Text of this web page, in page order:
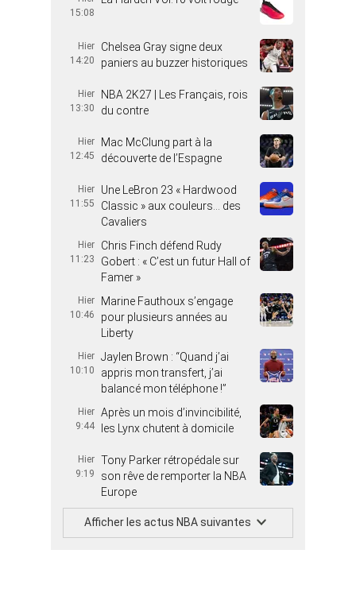
15:08
Hier
14:20
Chelsea Gray signe deux
paniers au buzzer historiques
Hier
13:30
NBA 2K27 | Les Français, rois
du contre
Hier
12:45
Mac McClung part à la
découverte de l’Espagne
Hier
11:55
Une LeBron 23 « Hardwood
Classic » aux couleurs… des
Cavaliers
Hier
11:23
Chris Finch défend Rudy
Gobert : « C’est un futur Hall of
Famer »
Hier
10:46
Marine Fauthoux s’engage
pour plusieurs années au
Liberty
Hier
10:10
Jaylen Brown : “Quand j’ai
appris mon transfert, j’ai
balancé mon téléphone !”
Hier
9:44
Après un mois d’invincibilité,
les Lynx chutent à domicile
Hier
9:19
Tony Parker rétropédale sur
son rêve de remporter la NBA
Europe
Afficher les actus NBA suivantes